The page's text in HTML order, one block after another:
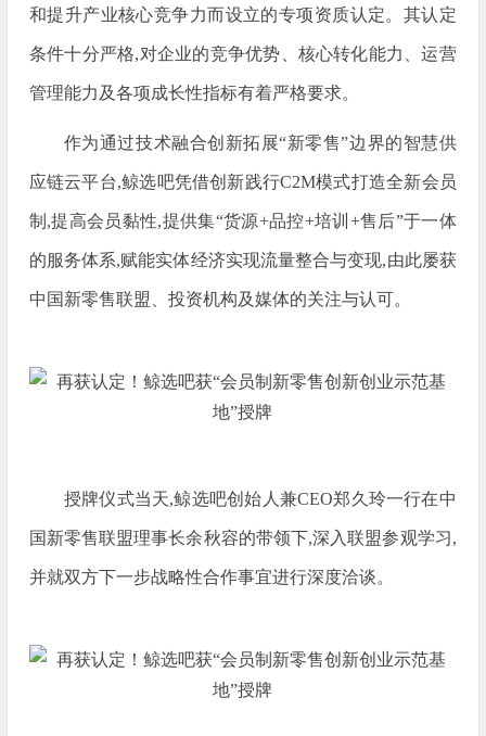
和提升产业核心竞争力而设立的专项资质认定。其认定
条件十分严格,对企业的竞争优势、核心转化能力、运营
管理能力及各项成长性指标有着严格要求。
作为通过技术融合创新拓展“新零售”边界的智慧供
应链云平台,鲸选吧凭借创新践行C2M模式打造全新会员
制,提高会员黏性,提供集“货源+品控+培训+售后”于一体
的服务体系,赋能实体经济实现流量整合与变现,由此屡获
中国新零售联盟、投资机构及媒体的关注与认可。
授牌仪式当天,鲸选吧创始人兼CEO郑久玲一行在中
国新零售联盟理事长余秋容的带领下,深入联盟参观学习,
并就双方下一步战略性合作事宜进行深度洽谈。